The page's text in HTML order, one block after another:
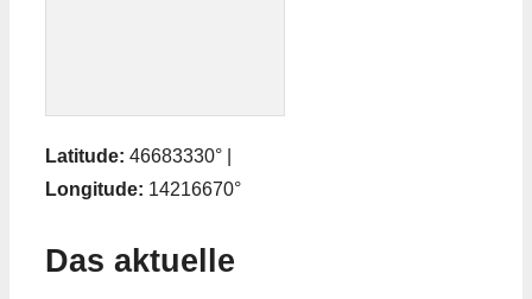
Latitude: 46683330° |
Longitude: 14216670°
Das aktuelle